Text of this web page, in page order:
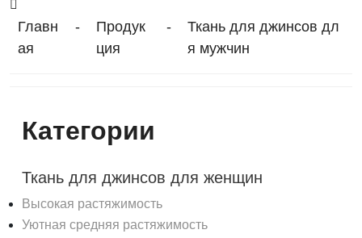
Главн
ая
-
Продук
ция
-
Ткань для джинсов дл
я мужчин
Категории
Ткань для джинсов для женщин
Высокая растяжимость
Уютная средняя растяжимость